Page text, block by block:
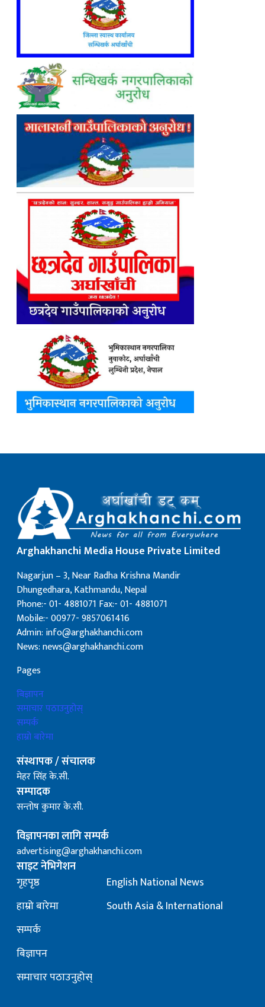
Arghakhanchi Media House Private Limited
Nagarjun – 3, Near Radha Krishna Mandir
Dhungedhara, Kathmandu, Nepal
Phone:- 01- 4881071 Fax:- 01- 4881071
Mobile:- 00977- 9857061416
Admin: info@arghakhanchi.com
News: news@arghakhanchi.com
Pages
बिज्ञापन
समाचार पठाउनुहोस्
सम्पर्क
हाम्रो बारेमा
संस्थापक / संचालक
मेहर सिंह के.सी.
सम्पादक
सन्तोष कुमार के.सी.
विज्ञापनका लागि सम्पर्क
advertising@arghakhanchi.com
साइट नेभिगेशन
गृहपृष्ठ
हाम्रो बारेमा
सम्पर्क
बिज्ञापन
समाचार पठाउनुहोस्
English National News
South Asia & International